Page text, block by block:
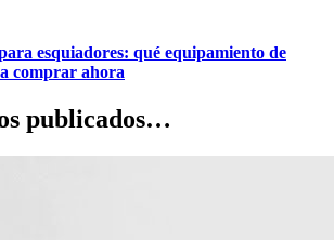
esquiadores: qué equipamiento de
comprar ahora
publicados…